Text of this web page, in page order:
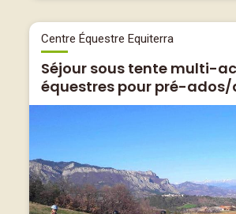
Centre Équestre Equiterra
Séjour sous tente multi-
équestres pour pré-